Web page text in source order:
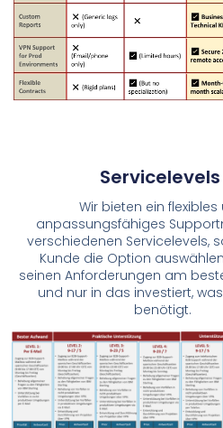
Servicelevels
Wir bieten ein flexibles
anpassungsfähiges
verschiedenen Servicelevels,
Kunde die Option
seinen Anforderungen am
und nur in das investiert,
benötigt.